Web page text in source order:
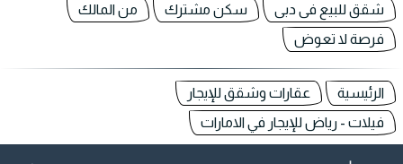
شقق للبيع فى دبى
سكن مشترك
من المالك
فرصة لا تعوض
الرئيسية
عقارات وشقق للإيجار
فيلات - رياض للإيجار في الامارات